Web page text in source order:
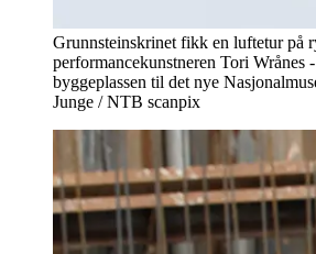
Grunnsteinskrinet fikk en luftetur på
performancekunstneren Tori Wrånes
byggeplassen til det nye
Junge / NTB scanpix